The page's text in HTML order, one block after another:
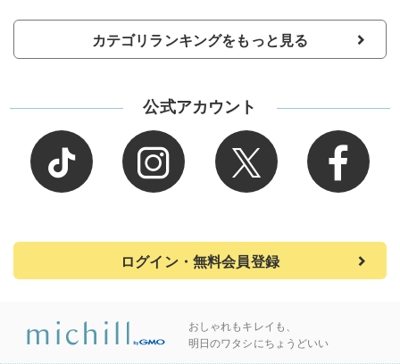
カテゴリランキングをもっと見る
公式アカウント
ログイン・無料会員登録
おしゃれもキレイも、
明日のワタシにちょうどいい